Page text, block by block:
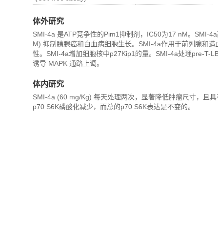
体外研究
SMI-4a 是ATP竞争性的Pim1抑制剂，IC50为17 nM。SMI-
M) 抑制胰腺癌和白血病细胞生长。SMI-4a作用于前列腺和
性。SMI-4a增加细胞核中p27Kip1的量。SMI-4a处理pre-T-
诱导 MAPK 通路上调。
体内研究
SMI-4a (60 mg/Kg) 每天处理两次，显著降低肿瘤尺寸，且
p70 S6K磷酸化减少，而总的p70 S6K表达是不变的。